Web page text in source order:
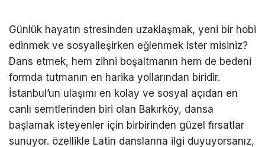
Günlük hayatın stresinden uzaklaşmak, yeni bir hobi
edinmek ve sosyalleşirken eğlenmek ister misiniz?
Dans etmek, hem zihni boşaltmanın hem de bedeni
formda tutmanın en harika yollarından biridir.
İstanbul’un ulaşımı en kolay ve sosyal açıdan en
canlı semtlerinden biri olan Bakırköy, dansa
başlamak isteyenler için birbirinden güzel fırsatlar
sunuyor. özellikle Latin danslarına ilgi duyuyorsanız,